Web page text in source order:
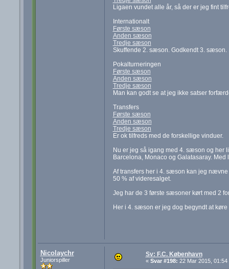
Ligaen vundet alle år, så der er jeg fint
Internationalt
Første sæson
Anden sæson
Tredje sæson
Skuffende 2. sæson. Godkendt 3. sæson.
Pokalturneringen
Første sæson
Anden sæson
Tredje sæson
Man kan godt se at jeg ikke satser
Transfers
Første sæson
Anden sæson
Tredje sæson
Er ok tilfreds med de forskellige vinduer.
Nu er jeg så igang med 4. sæson og her
Barcelona, Monaco og Galatasaray.
Af transfers her i 4. sæson kan jeg
50 % af videresalget.
Jeg har de 3 første sæsoner kørt med 2
Her i 4. sæson er jeg dog begyndt at
Nicolaychr
Juniorspiller
Sv: F.C. København
« Svar #198: 22 Mar 2015, 01:54